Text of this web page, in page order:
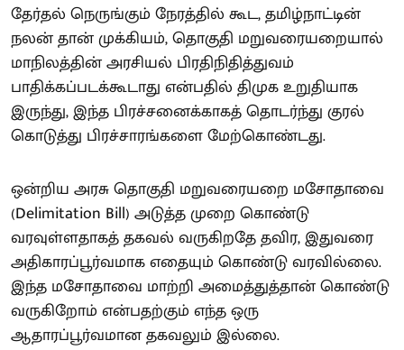
தேர்தல் நெருங்கும் நேரத்தில் கூட, தமிழ்நாட்டின்
நலன் தான் முக்கியம், தொகுதி மறுவரையறையால்
மாநிலத்தின் அரசியல் பிரதிநிதித்துவம்
பாதிக்கப்படக்கூடாது என்பதில் திமுக உறுதியாக
இருந்து, இந்த பிரச்சனைக்காகத் தொடர்ந்து குரல்
கொடுத்து பிரச்சாரங்களை மேற்கொண்டது.
ஒன்றிய அரசு தொகுதி மறுவரையறை மசோதாவை
(Delimitation Bill) அடுத்த முறை கொண்டு
வரவுள்ளதாகத் தகவல் வருகிறதே தவிர, இதுவரை
அதிகாரப்பூர்வமாக எதையும் கொண்டு வரவில்லை.
இந்த மசோதாவை மாற்றி அமைத்துத்தான் கொண்டு
வருகிறோம் என்பதற்கும் எந்த ஒரு
ஆதாரப்பூர்வமான தகவலும் இல்லை.